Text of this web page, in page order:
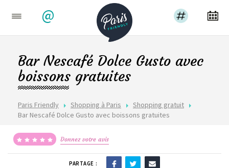
@
Paris Friendly Shopping à Paris
Shopping gratuit
Bar Nescafé Dolce Gusto avec boissons gratuites
Bar Nescafé Dolce Gusto avec
boissons gratuites
Donnez votre avis
PARTAGE :